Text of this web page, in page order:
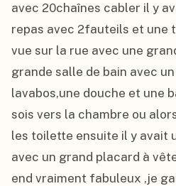
avec 20chaînes cabler il y
repas avec 2fauteils et une
vue sur la rue avec une
grande salle de bain avec
lavabos,une douche et une
sois vers la chambre ou
les toilette ensuite il y avait
avec un grand placard à
end vraiment fabuleux ,je